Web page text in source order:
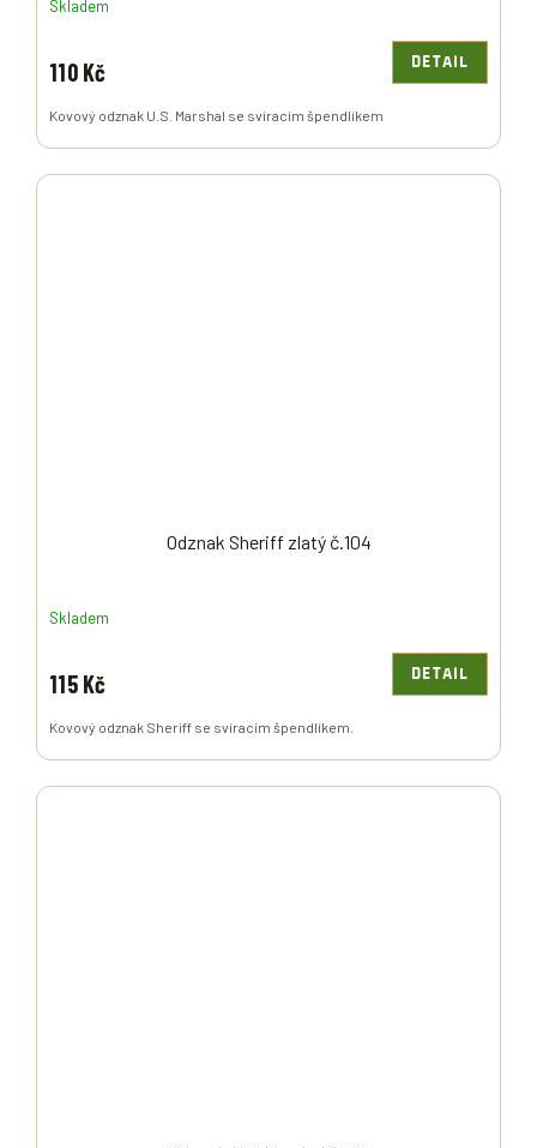
Skladem
110 Kč DETAIL
Kovový odznak U.S. Marshal se svíracím špendlíkem
Odznak Sheriff zlatý č.104
Skladem
115 Kč DETAIL
Kovový odznak Sheriff se svíracím špendlíkem.